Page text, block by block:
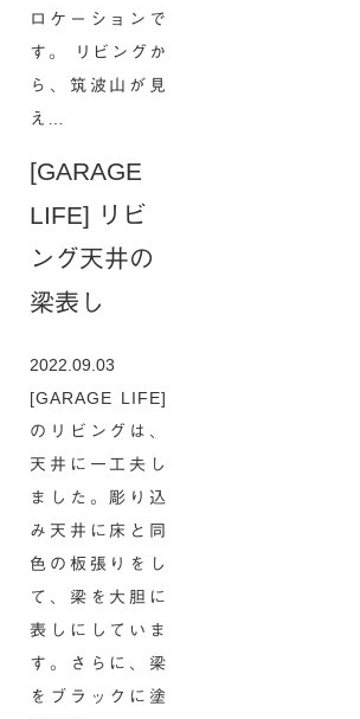
ロケーションで
す。 リビングか
ら、筑波山が見
え…
[GARAGE
LIFE] リビ
ング天井の
梁表し
2022.09.03
[GARAGE LIFE]
のリビングは、
天井に一工夫し
ました。彫り込
み天井に床と同
色の板張りをし
て、梁を大胆に
表しにしていま
す。さらに、梁
をブラックに塗